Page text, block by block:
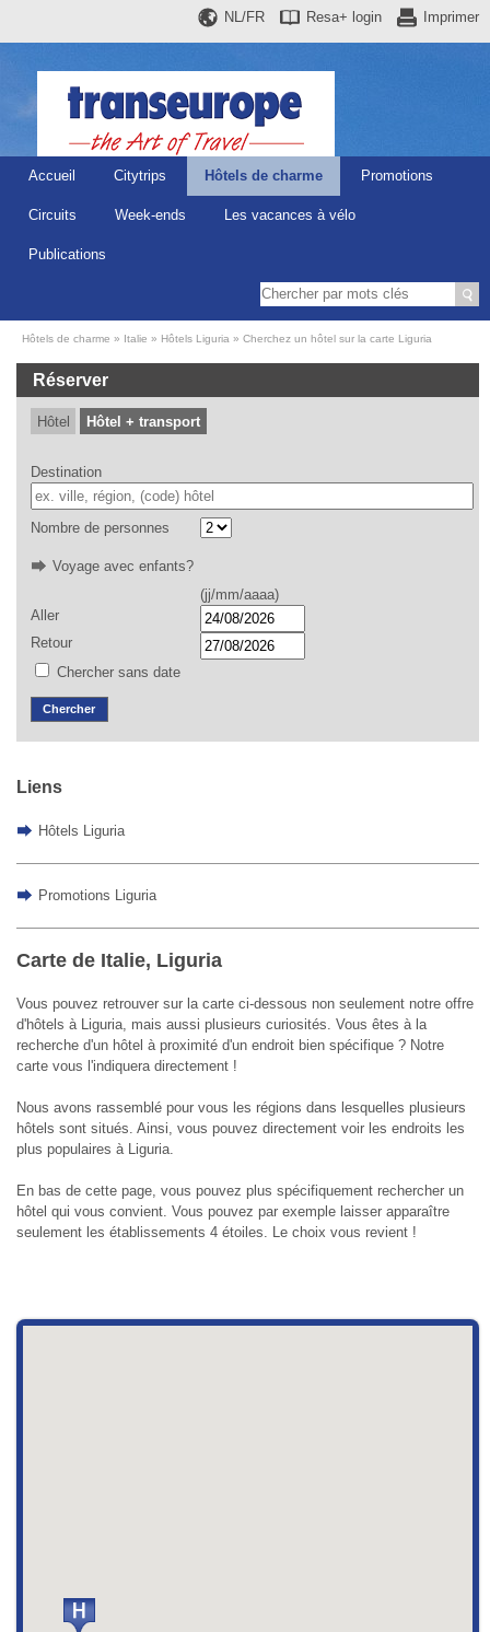
Imprimer
Resa+ login
NL/FR
Accueil Citytrips Hôtels de charme Promotions
Circuits Week-ends Les vacances à vélo
Publications
Hôtels de charme Italie Hôtels Liguria Cherchez un hôtel sur la carte Liguria
Réserver
Hôtel Hôtel + transport
Destination
Nombre de personnes
Voyage avec enfants?
(jj/mm/aaaa)
Aller
Retour
Chercher sans date
Chercher
Liens
Hôtels Liguria
Promotions Liguria
Carte de Italie, Liguria
Vous pouvez retrouver sur la carte ci-dessous non seulement notre offre
d'hôtels à Liguria, mais aussi plusieurs curiosités. Vous êtes à la
recherche d'un hôtel à proximité d'un endroit bien spécifique ? Notre
carte vous l'indiquera directement !
Nous avons rassemblé pour vous les régions dans lesquelles plusieurs
hôtels sont situés. Ainsi, vous pouvez directement voir les endroits les
plus populaires à Liguria.
En bas de cette page, vous pouvez plus spécifiquement rechercher un
hôtel qui vous convient. Vous pouvez par exemple laisser apparaître
seulement les établissements 4 étoiles. Le choix vous revient !